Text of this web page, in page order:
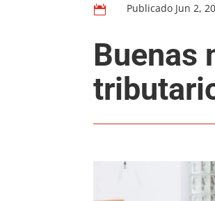
 Publicado Jun 2,
Buenas